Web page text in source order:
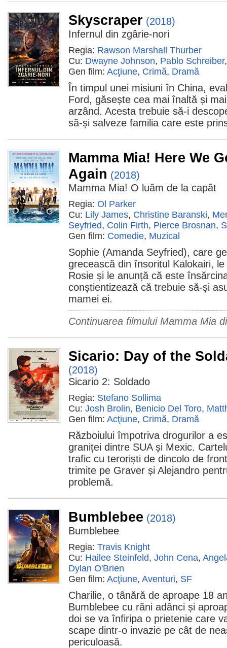
Skyscraper (2018)
Infernul din zgârie-nori
Regia: Rawson Marshall Thurber
Cu: Dwayne Johnson, Pablo Schreiber
Gen film: Acţiune, Crimă, Dramă
În timpul unei misiuni în China,
Ford, găsește cea mai înaltă și
arzând. Acesta trebuie să-i
să-și salveze familia care este
Mamma Mia! Here We
Again (2018)
Mamma Mia! O luăm de la capăt
Regia: Ol Parker
Cu: Lily James, Christine Baranski,
Seyfried, Colin Firth, Pierce Brosnan,
Gen film: Comedie, Muzical
Sophie (Amanda Seyfried), care
grecească din însoritul Kalokairi,
Rosie și le anunță că este
conștientizează că trebuie să-și
mamei ei.
Continuarea filmului Mamma Mia
Sicario: Day of the
(2018)
Sicario 2: Soldado
Regia: Stefano Sollima
Cu: Josh Brolin, Benicio Del Toro,
Gen film: Acţiune, Crimă, Dramă
Războiului împotriva drogurilor a
graniței dintre SUA și Mexic.
trafic cu teroriști de dincolo de
trimite pe Graver și Alejandro
problemă.
Bumblebee (2018)
Bumblebee
Regia: Travis Knight
Cu: Hailee Steinfeld, John Cena,
Dylan O'Brien
Gen film: Acţiune, Aventuri, SF
Charilie, o tânără de aproape 18
Bumblebee cu răni adânci și
doi se va înfiripa o prietenie care
scape dintr-o invazie pe cât de
periculoasă.